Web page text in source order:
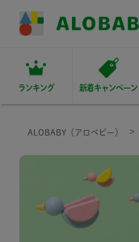
ランキング 新着キャンペーン
ALOBABY（アロベビー）